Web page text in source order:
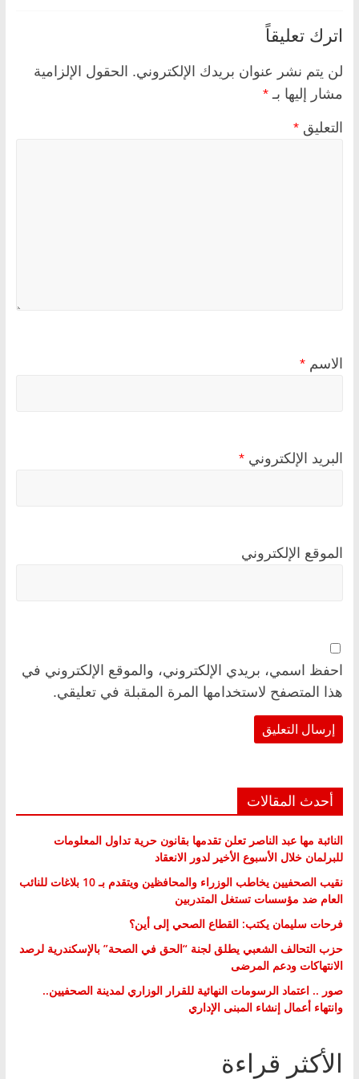
اترك تعليقاً
لن يتم نشر عنوان بريدك الإلكتروني. الحقول الإلزامية
مشار إليها بـ *
التعليق *
الاسم *
البريد الإلكتروني *
الموقع الإلكتروني
احفظ اسمي، بريدي الإلكتروني، والموقع الإلكتروني في
هذا المتصفح لاستخدامها المرة المقبلة في تعليقي.
أحدث المقالات
النائبة مها عبد الناصر تعلن تقدمها بقانون حرية تداول المعلومات
للبرلمان خلال الأسبوع الأخير لدور الانعقاد
نقيب الصحفيين يخاطب الوزراء والمحافظين ويتقدم بـ 10 بلاغات للنائب
العام ضد مؤسسات تستغل المتدربين
فرحات سليمان يكتب: القطاع الصحي إلى أين؟
حزب التحالف الشعبي يطلق لجنة “الحق في الصحة” بالإسكندرية لرصد
الانتهاكات ودعم المرضى
صور .. اعتماد الرسومات النهائية للقرار الوزاري لمدينة الصحفيين..
وانتهاء أعمال إنشاء المبنى الإداري
الأكثر قراءة